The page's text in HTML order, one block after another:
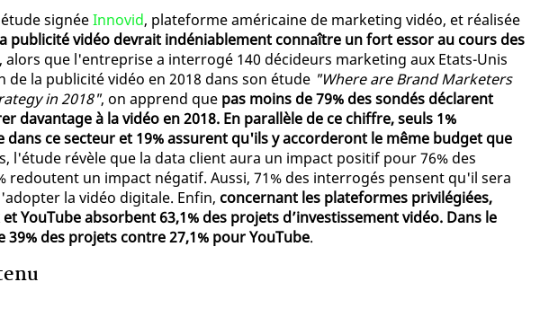
signéeInnovid, plateforme américaine de marketing vidéo, et réalisée
publicité vidéo devrait indéniablement connaître un fort essor au cours des
alors que l'entreprise a interrogé 140 décideurs marketing aux Etats-Unis
de la publicité vidéo en 2018 dans son étude "Where are Brand Marketers
in 2018", on apprend que pas moins de 79% des sondés déclarent
davantage à la vidéo en 2018. En parallèle de ce chiffre, seuls 1%
dans ce secteur et 19% assurent qu'ils y accorderont le même budget que
l'étude révèle que la data client aura un impact positif pour 76% des
redoutent un impact négatif. Aussi, 71% des interrogés pensent qu'il sera
la vidéo digitale. Enfin, concernant les plateformes privilégiées,
YouTube absorbent 63,1% des projets d’investissement vidéo. Dans le
39% des projets contre 27,1% pour YouTube.